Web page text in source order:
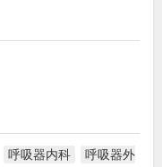
呼吸器内科
呼吸器外